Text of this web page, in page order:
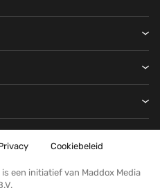
een initiatief van Maddox Media
Cookiebeleid